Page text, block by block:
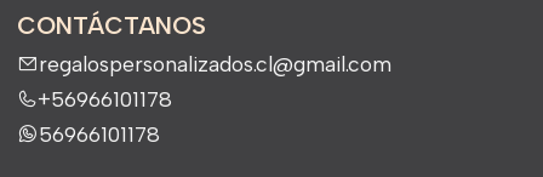
CONTÁCTANOS
regalospersonalizados.cl@gmail.com
+56966101178
56966101178